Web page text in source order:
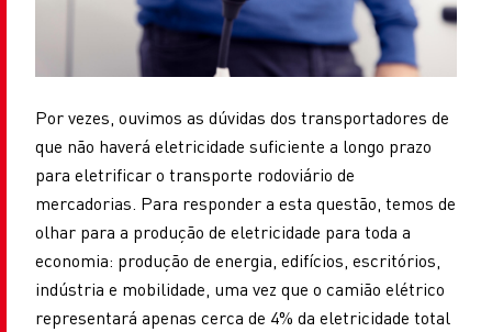
Por vezes, ouvimos as dúvidas dos transportadores de
que não haverá eletricidade suficiente a longo prazo
para eletrificar o transporte rodoviário de
mercadorias. Para responder a esta questão, temos de
olhar para a produção de eletricidade para toda a
economia: produção de energia, edifícios, escritórios,
indústria e mobilidade, uma vez que o camião elétrico
representará apenas cerca de 4% da eletricidade total